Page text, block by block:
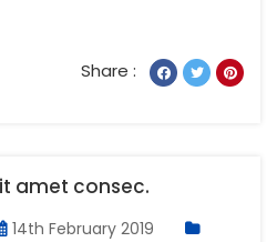
Share :
amet consec.
14th February 2019